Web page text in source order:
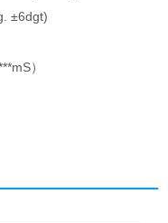
±6dgt)
）